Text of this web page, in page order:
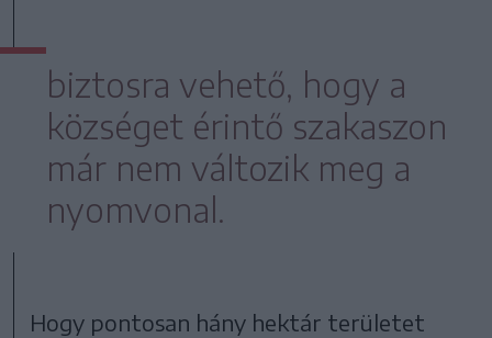
biztosra vehető, hogy a
községet érintő szakaszon
már nem változik meg a
nyomvonal.
Hogy pontosan hány hektár területet